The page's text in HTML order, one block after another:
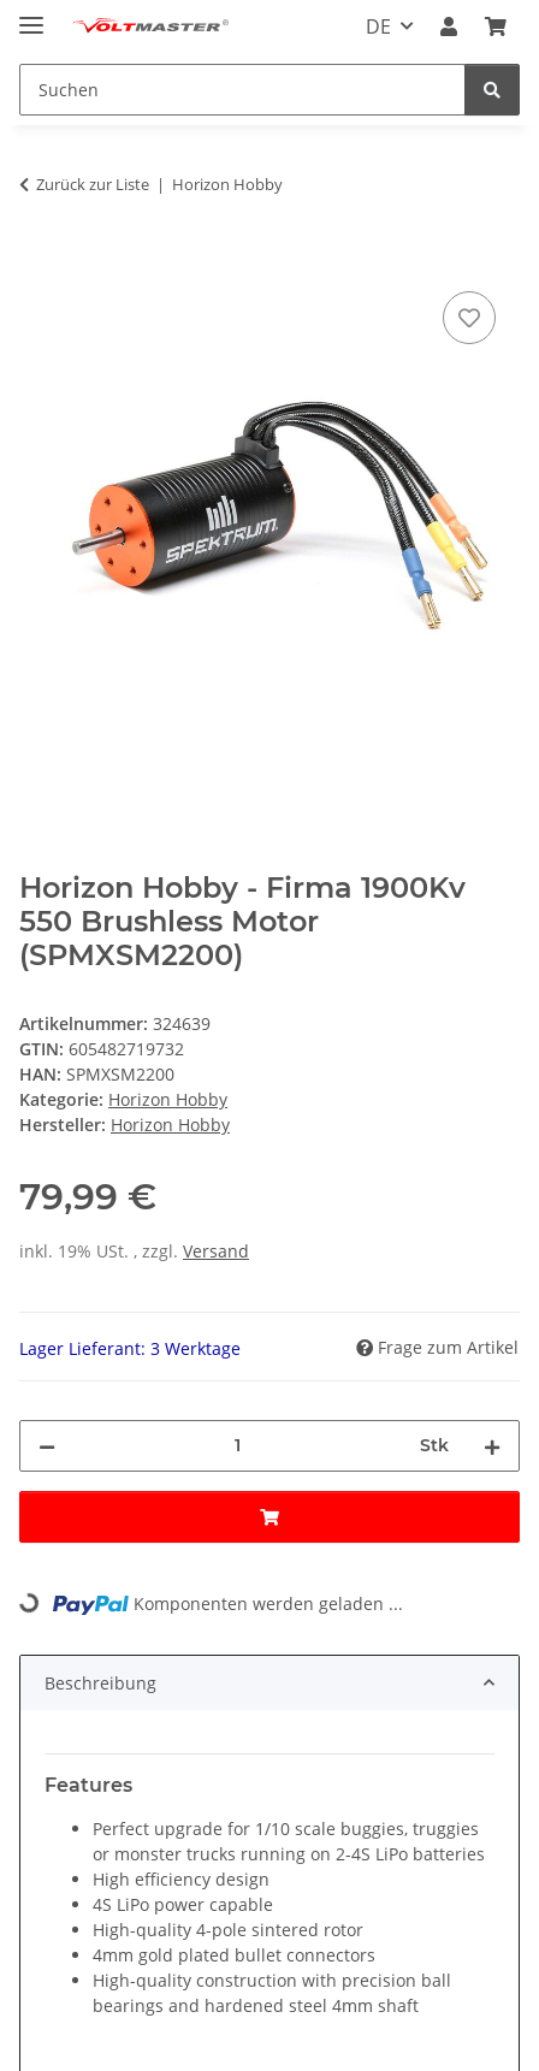
DE
Zurück zur Liste Horizon Hobby
Horizon Hobby - Firma 1900Kv
550 Brushless Motor
(SPMXSM2200)
Artikelnummer: 324639
GTIN: 605482719732
HAN: SPMXSM2200
Kategorie: Horizon Hobby
Hersteller: Horizon Hobby
79,99 €
inkl. 19% USt. , zzgl. Versand
Lager Lieferant: 3 Werktage Frage zum Artikel
Stk
Loading... Komponenten werden geladen ...
Beschreibung
Features
Perfect upgrade for 1/10 scale buggies, truggies
or monster trucks running on 2-4S LiPo batteries
High efficiency design
4S LiPo power capable
High-quality 4-pole sintered rotor
4mm gold plated bullet connectors
High-quality construction with precision ball
bearings and hardened steel 4mm shaft